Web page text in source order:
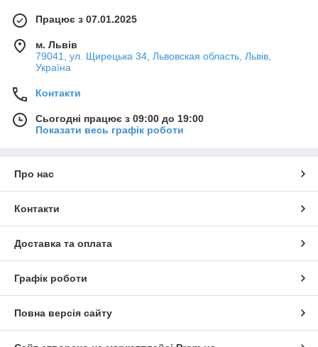
Працює з 07.01.2025
м. Львів
79041, ул. Щирецька 34, Львовская область, Львів,
Україна
Контакти
Сьогодні працює з 09:00 до 19:00
Показати весь графік роботи
Про нас
Контакти
Доставка та оплата
Графік роботи
Повна версія сайту